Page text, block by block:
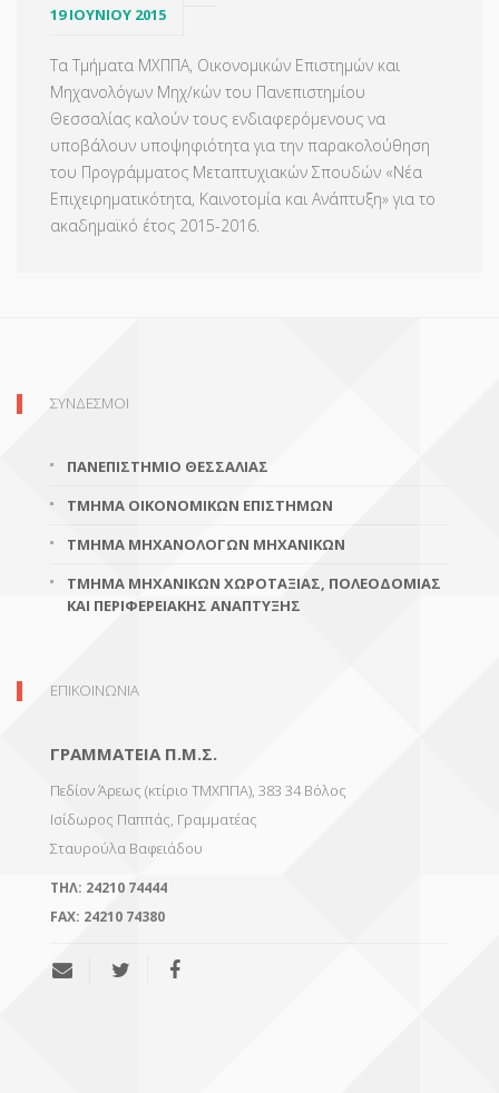
19 ΙΟΥΝΊΟΥ 2015
Τα Τμήματα ΜΧΠΠΑ, Οικονομικών Επιστημών και
Μηχανολόγων Μηχ/κών του Πανεπιστημίου
Θεσσαλίας καλούν τους ενδιαφερόμενους να
υποβάλουν υποψηφιότητα για την παρακολούθηση
του Προγράμματος Μεταπτυχιακών Σπουδών «Νέα
Επιχειρηματικότητα, Καινοτομία και Ανάπτυξη» για το
ακαδημαϊκό έτος 2015-2016.
ΣΥΝΔΕΣΜΟΙ
ΠΑΝΕΠΙΣΤΗΜΙΟ ΘΕΣΣΑΛΙΑΣ
ΤΜΗΜΑ ΟΙΚΟΝΟΜΙΚΩΝ ΕΠΙΣΤΗΜΩΝ
ΤΜΗΜΑ ΜΗΧΑΝΟΛΟΓΩΝ ΜΗΧΑΝΙΚΩΝ
ΤΜΗΜΑ ΜΗΧΑΝΙΚΩΝ ΧΩΡΟΤΑΞΙΑΣ, ΠΟΛΕΟΔΟΜΙΑΣ
ΚΑΙ ΠΕΡΙΦΕΡΕΙΑΚΗΣ ΑΝΑΠΤΥΞΗΣ
ΕΠΙΚΟΙΝΩΝΙΑ
ΓΡΑΜΜΑΤΕΙΑ Π.Μ.Σ.
Πεδίον Άρεως (κτίριο ΤΜΧΠΠΑ), 383 34 Βόλος
Ισίδωρος Παππάς, Γραμματέας
Σταυρούλα Βαφειάδου
TΗΛ: 24210 74444
FAX: 24210 74380